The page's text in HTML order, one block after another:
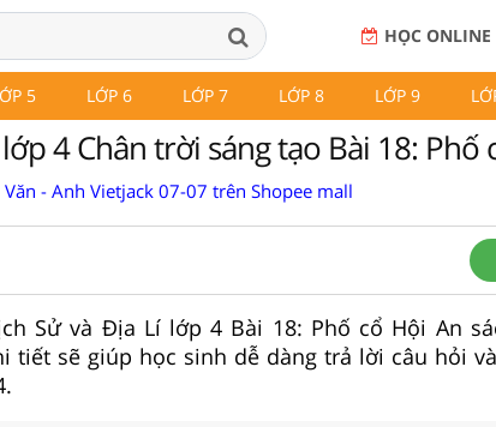
HỌC ONLINE
5 LỚP 6 LỚP 7 LỚP 8 LỚP 9
4 Chân trời sáng tạo Bài 18: Phố
Văn - Anh Vietjack 07-07 trên Shopee mall
Sử và Địa Lí lớp 4 Bài 18: Phố cổ Hội An
tiết sẽ giúp học sinh dễ dàng trả lời câu hỏi